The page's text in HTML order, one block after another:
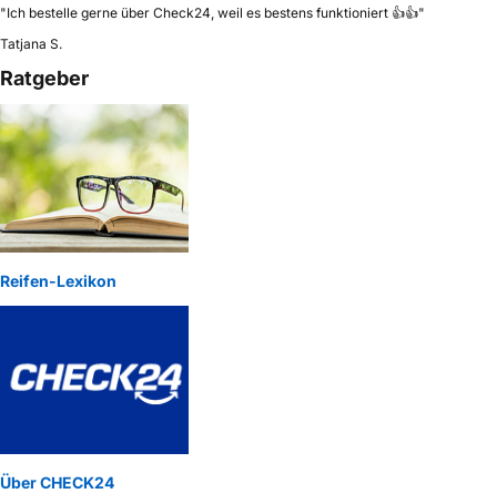
"Ich bestelle gerne über Check24, weil es bestens funktioniert 👍👍"
Tatjana S.
Ratgeber
Reifen-Lexikon
Über CHECK24